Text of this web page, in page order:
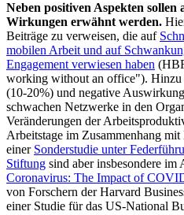
Neben positiven Aspekten sollen
Wirkungen erwähnt werden.
Beiträge zu verweisen, die auf
mobilen Arbeit und auf
Engagement verwiesen haben
working without an office"). Hinzu
(10-20%) und negative
schwachen Netzwerke in den
Veränderungen der
Arbeitstage im Zusammenhang
einer Sonderstudie unter
Stiftung sind aber insbesondere im
Coronavirus: The Impact of
von Forschern der Harvard
einer Studie für das US-National